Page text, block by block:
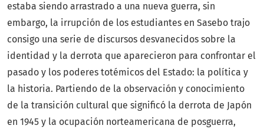
estaba siendo arrastrado a una nueva guerra, sin
embargo, la irrupción de los estudiantes en Sasebo trajo
consigo una serie de discursos desvanecidos sobre la
identidad y la derrota que aparecieron para confrontar el
pasado y los poderes totémicos del Estado: la política y
la historia. Partiendo de la observación y conocimiento
de la transición cultural que significó la derrota de Japón
en 1945 y la ocupación norteamericana de posguerra,